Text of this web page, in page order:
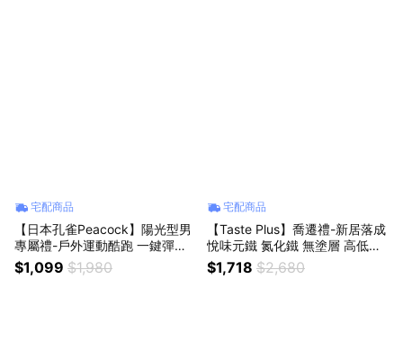
宅配商品
【日本孔雀Peacock】陽光型男
專屬禮-戶外運動酷跑 一鍵彈開
直飲保冷瓶 大容量手提式不鏽鋼
水壺1.9L
$1,099 $1,980
宅配商品
【Taste Plus】喬遷禮-新居落成
悅味元鐵 氮化鐵 無塗層 高低邊
鐵炒鍋 掂掂鍋 32cm IH全對應
設計(贈玻璃鍋蓋)
$1,718 $2,680